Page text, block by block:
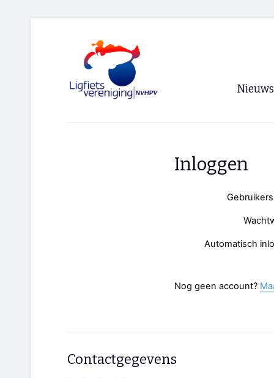
Nieuws
Inloggen
Automatisch
Nog geen account?
Contactgegevens